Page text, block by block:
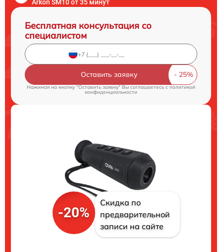
Arkon SM10 от 35 минут
Бесплатная консультация со
специалистом
Оставить заявку
Нажимая на кнопку "Оставить заявку" Вы соглашаетесь c политикой
конфиденциальности
-20%
Скидка по
предварительной
записи на сайте